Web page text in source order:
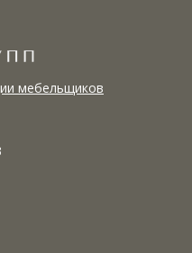
мебельщиков